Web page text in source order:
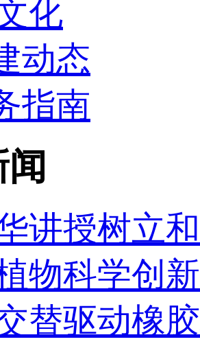
化
动态
指南
讲授树立
物科学创
替驱动橡